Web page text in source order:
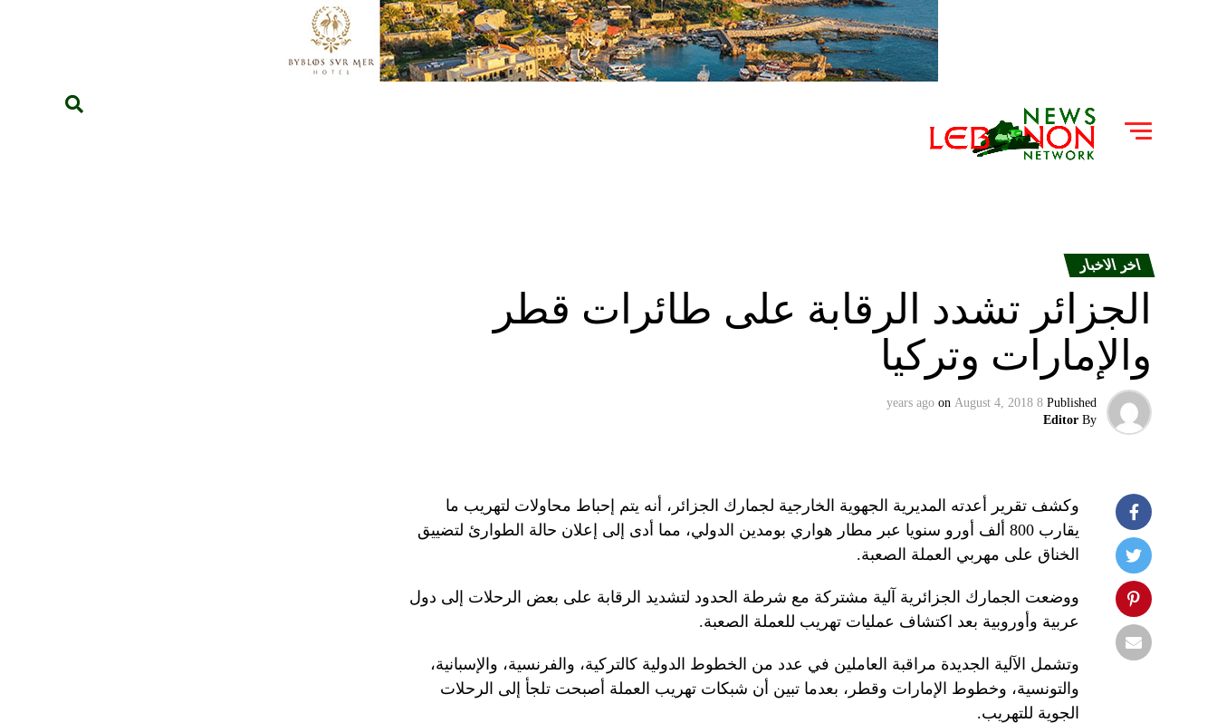
اخر الاخبار
الجزائر تشدد الرقابة على طائرات قطر
والإمارات وتركيا
Published
8 years ago
on August 4, 2018
By
Editor
وكشف تقرير أعدته المديرية الجهوية الخارجية لجمارك الجزائر، أنه يتم إحباط محاولات لتهريب ما
يقارب 800 ألف أورو سنويا عبر مطار هواري بومدين الدولي، مما أدى إلى إعلان حالة الطوارئ لتضييق
الخناق على مهربي العملة الصعبة.
ووضعت الجمارك الجزائرية آلية مشتركة مع شرطة الحدود لتشديد الرقابة على بعض الرحلات إلى دول
عربية وأوروبية بعد اكتشاف عمليات تهريب للعملة الصعبة.
وتشمل الآلية الجديدة مراقبة العاملين في عدد من الخطوط الدولية كالتركية، والفرنسية، والإسبانية،
والتونسية، وخطوط الإمارات وقطر، بعدما تبين أن شبكات تهريب العملة أصبحت تلجأ إلى الرحلات
الجوية للتهريب.